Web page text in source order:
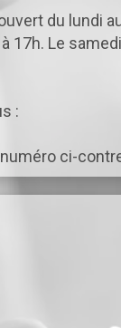
du lundi
17h. Le
:
ci-